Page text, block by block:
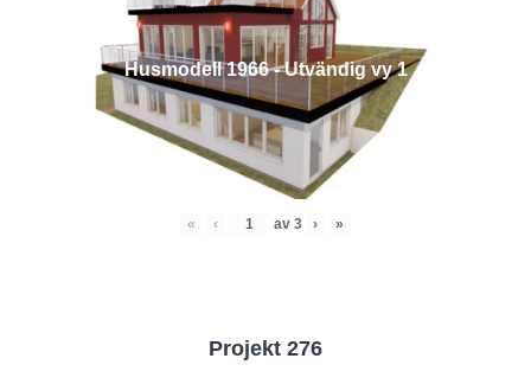
Husmodell 1966 - Utvändig vy 1
« ‹ av 3 › »
Projekt 276